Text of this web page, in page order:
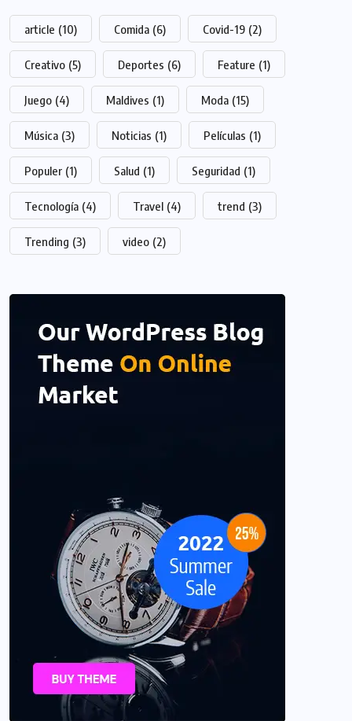
article (10) Comida (6) Covid-19 (2)
Creativo (5) Deportes (6) Feature (1)
Juego (4) Maldives (1) Moda (15)
Música (3) Noticias (1) Películas (1)
Populer (1) Salud (1) Seguridad (1)
Tecnología (4) Travel (4) trend (3)
Trending (3) video (2)